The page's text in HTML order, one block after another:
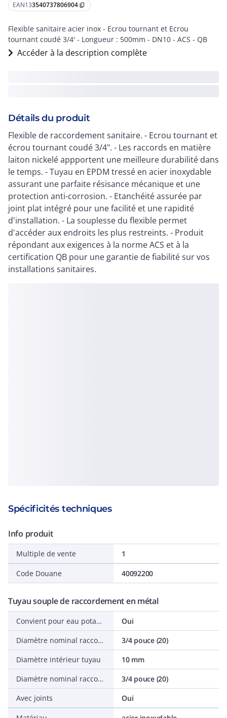
EAN133540737806904 content_copy
Flexible sanitaire acier inox - Ecrou tournant et Ecrou
tournant coudé 3/4' - Longueur : 500mm - DN10 - ACS - QB
Accéder à la description complète
Détails du produit
Flexible de raccordement sanitaire. - Ecrou tournant et
écrou tournant coudé 3/4". - Les raccords en matière
laiton nickelé appportent une meilleure durabilité dans
le temps. - Tuyau en EPDM tressé en acier inoxydable
assurant une parfaite résisance mécanique et une
protection anti-corrosion. - Etanchéité assurée par
joint plat intégré pour une facilité et une rapidité
d'installation. - La souplesse du flexible permet
d'accéder aux endroits les plus restreints. - Produit
répondant aux exigences à la norme ACS et à la
certification QB pour une garantie de fiabilité sur vos
installations sanitaires.
Spécificités techniques
Info produit
Multiple de vente 1
Code Douane 40092200
Tuyau souple de raccordement en métal
Convient pour eau potable
Oui
Diamètre nominal raccordement 1
3/4 pouce (20)
Diamètre intérieur tuyau
10 mm
Diamètre nominal raccordement 2
3/4 pouce (20)
Avec joints
Oui